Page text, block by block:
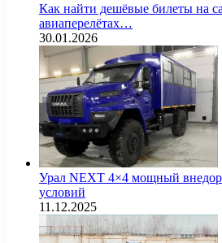
Как найти дешёвые билеты на
авиаперелётах…
30.01.2026
Урал NEXT 4×4 мощный
условий
11.12.2025